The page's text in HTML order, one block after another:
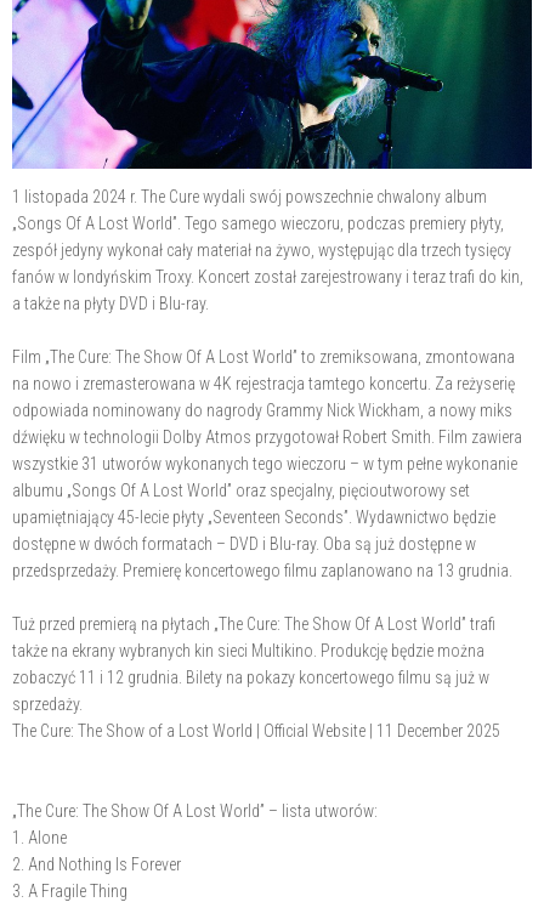
1 listopada 2024 r. The Cure wydali swój powszechnie chwalony album
„Songs Of A Lost World”. Tego samego wieczoru, podczas premiery płyty,
zespół jedyny wykonał cały materiał na żywo, występując dla trzech tysięcy
fanów w londyńskim Troxy. Koncert został zarejestrowany i teraz trafi do kin,
a także na płyty DVD i Blu-ray.
Film „The Cure: The Show Of A Lost World” to zremiksowana, zmontowana
na nowo i zremasterowana w 4K rejestracja tamtego koncertu. Za reżyserię
odpowiada nominowany do nagrody Grammy Nick Wickham, a nowy miks
dźwięku w technologii Dolby Atmos przygotował Robert Smith. Film zawiera
wszystkie 31 utworów wykonanych tego wieczoru – w tym pełne wykonanie
albumu „Songs Of A Lost World” oraz specjalny, pięcioutworowy set
upamiętniający 45-lecie płyty „Seventeen Seconds”. Wydawnictwo będzie
dostępne w dwóch formatach – DVD i Blu-ray. Oba są już dostępne w
przedsprzedaży. Premierę koncertowego filmu zaplanowano na 13 grudnia.
Tuż przed premierą na płytach „The Cure: The Show Of A Lost World” trafi
także na ekrany wybranych kin sieci Multikino. Produkcję będzie można
zobaczyć 11 i 12 grudnia. Bilety na pokazy koncertowego filmu są już w
sprzedaży.
The Cure: The Show of a Lost World | Official Website | 11 December 2025
„The Cure: The Show Of A Lost World” – lista utworów:
1. Alone
2. And Nothing Is Forever
3. A Fragile Thing